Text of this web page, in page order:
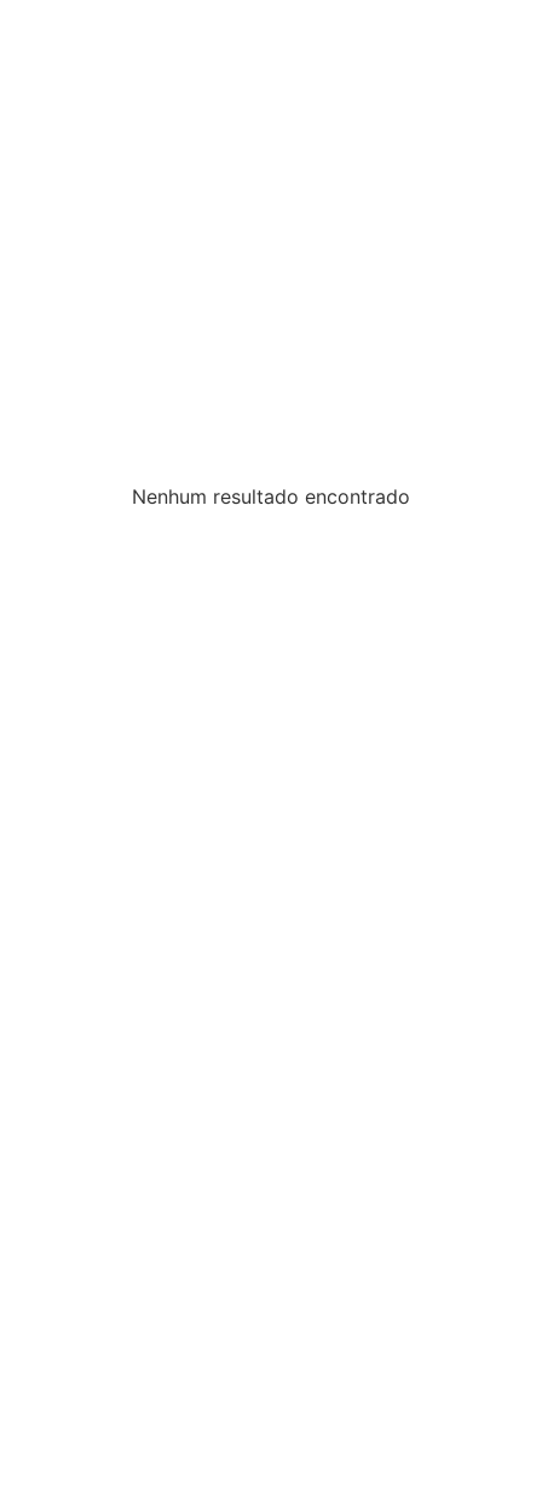
Nenhum resultado encontrado